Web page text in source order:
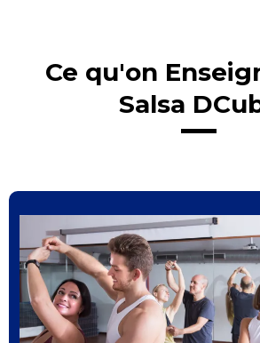
Ce qu'on
Salsa